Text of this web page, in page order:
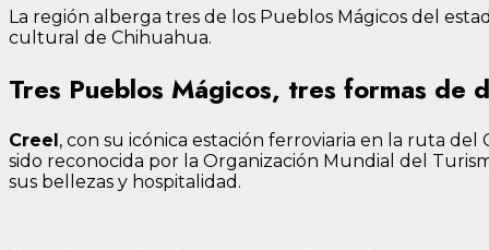
La región alberga tres de los Pueblos Mágicos del
cultural de Chihuahua.
Tres Pueblos Mágicos, tres formas de
Creel, con su icónica estación ferroviaria en la ruta del
sido reconocida por la Organización Mundial del
sus bellezas y hospitalidad.